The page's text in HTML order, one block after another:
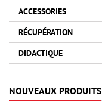
ACCESSORIES
RÉCUPÉRATION
DIDACTIQUE
NOUVEAUX PRODUITS